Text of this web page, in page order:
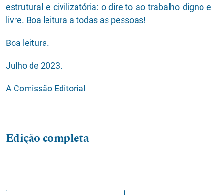
estrutural e civilizatória: o direito ao trabalho digno e
livre. Boa leitura a todas as pessoas!
Boa leitura.
Julho de 2023.
A Comissão Editorial
Edição completa